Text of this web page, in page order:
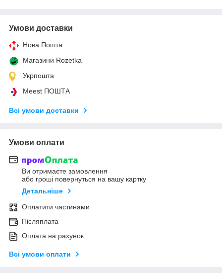
Умови доставки
Нова Пошта
Магазини Rozetka
Укрпошта
Meest ПОШТА
Всі умови доставки
Умови оплати
Ви отримаєте замовлення
або гроші повернуться на вашу картку
Детальніше
Оплатити частинами
Післяплата
Оплата на рахунок
Всі умови оплати